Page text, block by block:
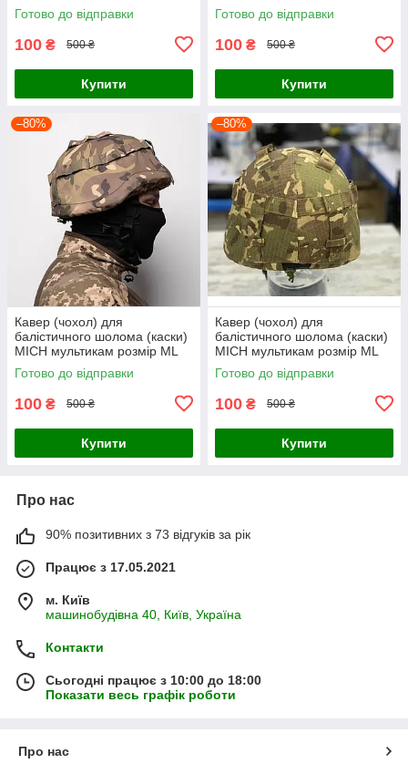
Готово до відправки
100 ₴ 500 ₴
Купити
Готово до відправки
100 ₴ 500 ₴
Купити
–80%
Кавер (чохол) для
балістичного шолома (каски)
MICH мультикам розмір МL
Готово до відправки
100 ₴ 500 ₴
Купити
–80%
Кавер (чохол) для
балістичного шолома (каски)
MICH мультикам розмір МL
Готово до відправки
100 ₴ 500 ₴
Купити
Про нас
90% позитивних з 73 відгуків за рік
Працює з 17.05.2021
м. Київ
машинобудівна 40, Київ, Україна
Контакти
Сьогодні працює з 10:00 до 18:00
Показати весь графік роботи
Про нас